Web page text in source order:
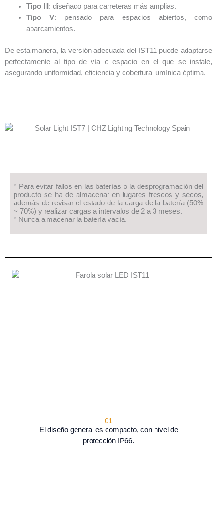
Tipo III : diseñado para carreteras más amplias.
Tipo V: pensado para espacios abiertos, como
aparcamientos.
De esta manera, la versión adecuada del IST11 puede adaptarse
perfectamente al tipo de vía o espacio en el que se instale,
asegurando uniformidad, eficiencia y cobertura lumínica óptima.
* Para evitar fallos en las baterías o la desprogramación del
producto se ha de almacenar en lugares frescos y secos,
además de revisar el estado de la carga de la batería (50%
~ 70%) y realizar cargas a intervalos de 2 a 3 meses.
* Nunca almacenar la batería vacía.
01
El diseño general es compacto, con nivel de
protección IP66.